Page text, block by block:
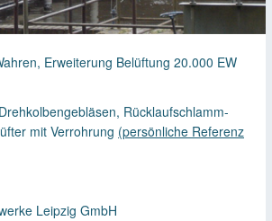
Erweiterung Belüftung 20.000 EW
Rücklaufschlamm-
mit Verrohrung (persönliche Referenz
Leipzig GmbH